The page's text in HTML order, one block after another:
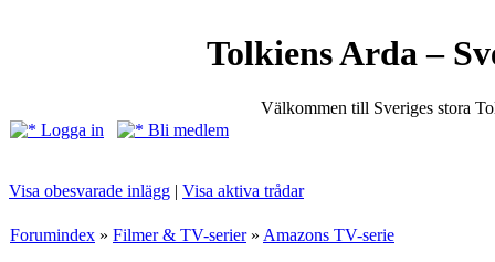
Tolkiens Arda –
Välkommen till Sveriges stora
Logga in
Bli medlem
Visa obesvarade inlägg | Visa aktiva trådar
Forumindex » Filmer & TV-serier» Amazons TV-serie